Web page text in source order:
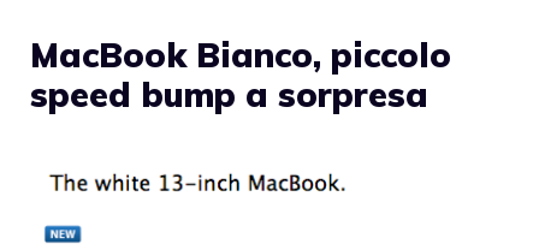
MacBook Bianco, piccolo
speed bump a sorpresa